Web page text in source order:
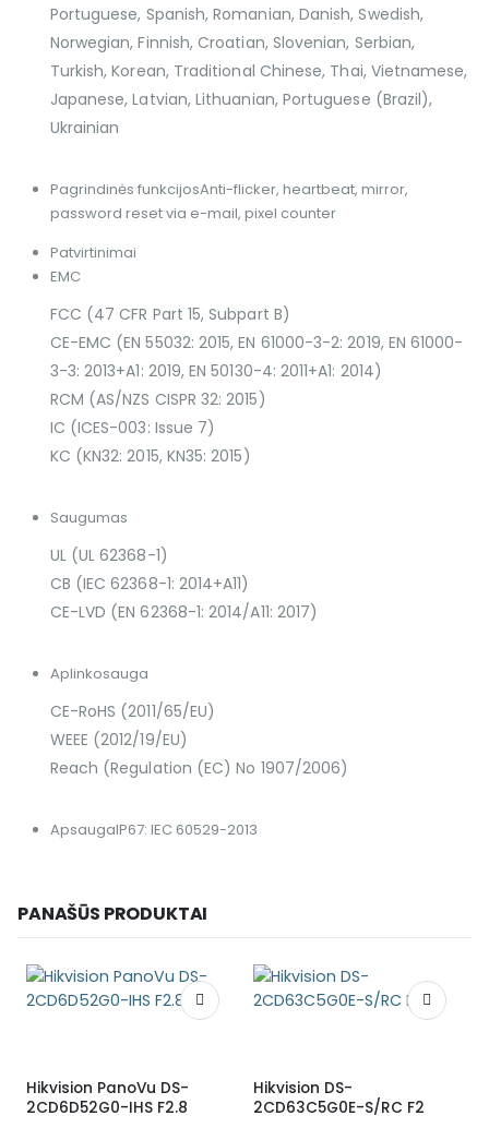
Portuguese, Spanish, Romanian, Danish, Swedish,
Norwegian, Finnish, Croatian, Slovenian, Serbian,
Turkish, Korean, Traditional Chinese, Thai, Vietnamese,
Japanese, Latvian, Lithuanian, Portuguese (Brazil),
Ukrainian
Pagrindinės funkcijosAnti-flicker, heartbeat, mirror,
password reset via e-mail, pixel counter
Patvirtinimai
EMC
FCC (47 CFR Part 15, Subpart B)
CE-EMC (EN 55032: 2015, EN 61000-3-2: 2019, EN 61000-
3-3: 2013+A1: 2019, EN 50130-4: 2011+A1: 2014)
RCM (AS/NZS CISPR 32: 2015)
IC (ICES-003: Issue 7)
KC (KN32: 2015, KN35: 2015)
Saugumas
UL (UL 62368-1)
CB (IEC 62368-1: 2014+A11)
CE-LVD (EN 62368-1: 2014/A11: 2017)
Aplinkosauga
CE-RoHS (2011/65/EU)
WEEE (2012/19/EU)
Reach (Regulation (EC) No 1907/2006)
ApsaugaIP67: IEC 60529-2013
PANAŠŪS PRODUKTAI
Hikvision PanoVu DS-
2CD6D52G0-IHS F2.8
Hikvision DS-
2CD63C5G0E-S/RC F2